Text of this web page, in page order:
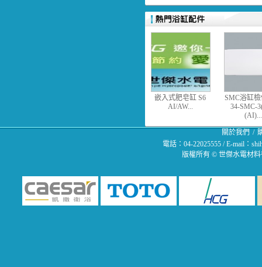
嵌入式肥皂缸 S6
AI/AW...
SMC浴缸
34-SMC-
(AI)...
關於我們 /
電話：04-22025555 / E-mail：
版權所有 © 世傑水電材料